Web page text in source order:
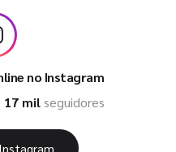
no Instagram
17 milseguidores